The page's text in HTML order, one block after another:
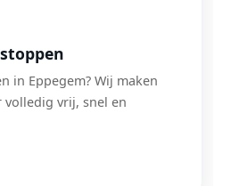
in Eppegem? Wij maken
volledig vrij, snel en